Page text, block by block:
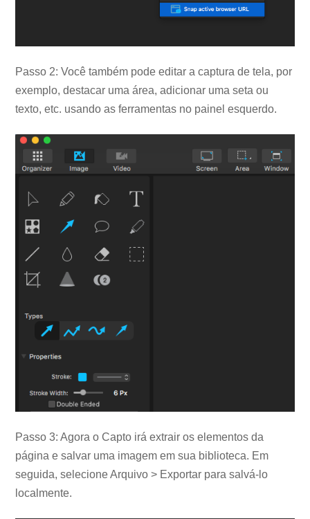
Passo 2: Você também pode editar a captura de tela, por
exemplo, destacar uma área, adicionar uma seta ou
texto, etc. usando as ferramentas no painel esquerdo.
Passo 3: Agora o Capto irá extrair os elementos da
página e salvar uma imagem em sua biblioteca. Em
seguida, selecione Arquivo > Exportar para salvá-lo
localmente.